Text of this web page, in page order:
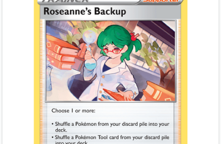
Mã giảm giá:
Ngày hết hạn: